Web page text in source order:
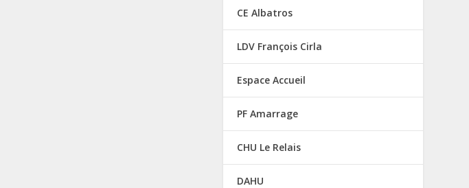
CE Albatros
LDV François Cirla
Espace Accueil
PF Amarrage
CHU Le Relais
DAHU